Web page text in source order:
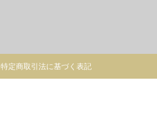
特定商取引法に基づく表記